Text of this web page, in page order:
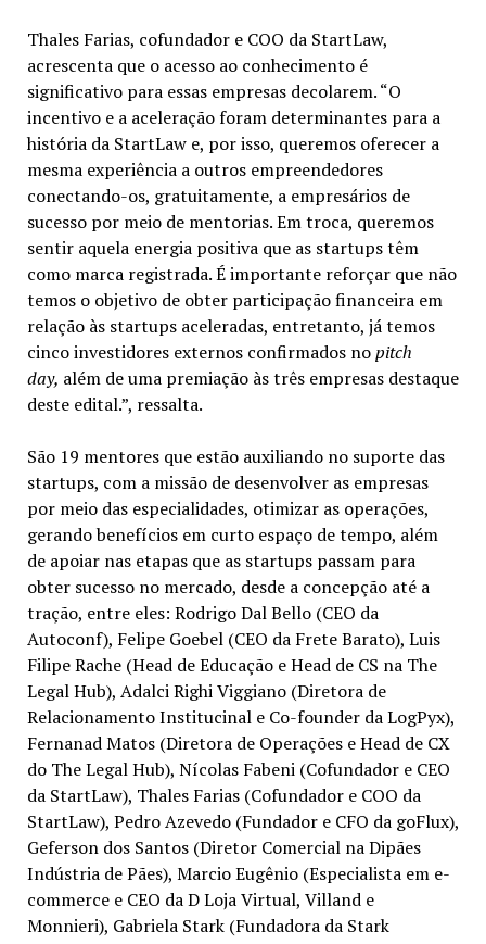
Thales Farias, cofundador e COO da StartLaw,
acrescenta que o acesso ao conhecimento é
significativo para essas empresas decolarem. “O
incentivo e a aceleração foram determinantes para a
história da StartLaw e, por isso, queremos oferecer a
mesma experiência a outros empreendedores
conectando-os, gratuitamente, a empresários de
sucesso por meio de mentorias. Em troca, queremos
sentir aquela energia positiva que as startups têm
como marca registrada. É importante reforçar que não
temos o objetivo de obter participação financeira em
relação às startups aceleradas, entretanto, já temos
cinco investidores externos confirmados nopitch
day, além de uma premiação às três empresas destaque
deste edital.”, ressalta.
São 19 mentores que estão auxiliando no suporte das
startups, com a missão de desenvolver as empresas
por meio das especialidades, otimizar as operações,
gerando benefícios em curto espaço de tempo, além
de apoiar nas etapas que as startups passam para
obter sucesso no mercado, desde a concepção até a
tração, entre eles: Rodrigo Dal Bello (CEO da
Autoconf), Felipe Goebel (CEO da Frete Barato), Luis
Filipe Rache (Head de Educação e Head de CS na The
Legal Hub), Adalci Righi Viggiano (Diretora de
Relacionamento Institucinal e Co-founder da LogPyx),
Fernanad Matos (Diretora de Operações e Head de CX
do The Legal Hub), Nícolas Fabeni (Cofundador e CEO
da StartLaw), Thales Farias (Cofundador e COO da
StartLaw), Pedro Azevedo (Fundador e CFO da goFlux),
Geferson dos Santos (Diretor Comercial na Dipães
Indústria de Pães), Marcio Eugênio (Especialista em e-
commerce e CEO da D Loja Virtual, Villand e
Monnieri), Gabriela Stark (Fundadora da Stark